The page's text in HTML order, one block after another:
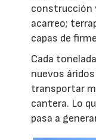
construcción
acarreo;
capas de
Cada
nuevos
transportar
cantera. Lo
pasa a